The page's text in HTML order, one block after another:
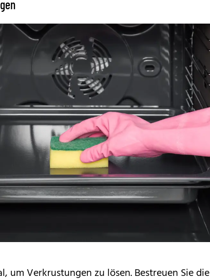
um Verkrustungen zu lösen. Bestreuen Sie die